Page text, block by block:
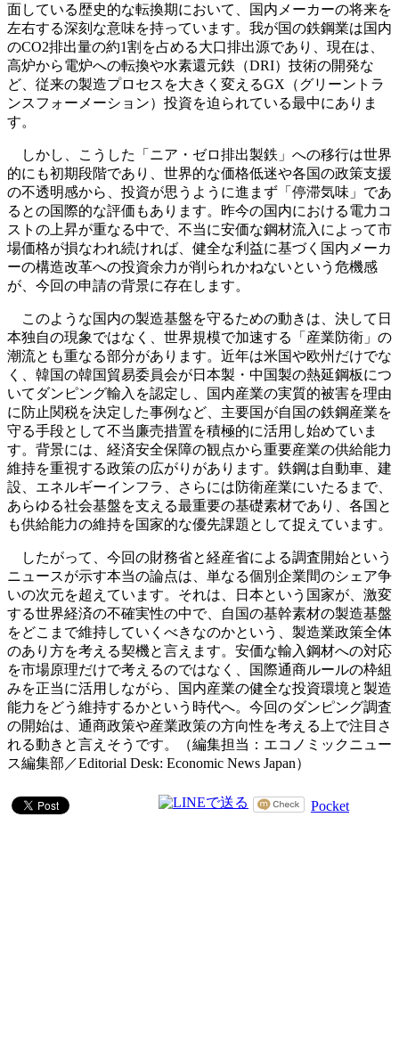
面している歴史的な転換期において、国内メーカーの将来を
左右する深刻な意味を持っています。我が国の鉄鋼業は国内
のCO2排出量の約1割を占める大口排出源であり、現在は、
高炉から電炉への転換や水素還元鉄（DRI）技術の開発な
ど、従来の製造プロセスを大きく変えるGX（グリーントラ
ンスフォーメーション）投資を迫られている最中にありま
す。
しかし、こうした「ニア・ゼロ排出製鉄」への移行は世界
的にも初期段階であり、世界的な価格低迷や各国の政策支援
の不透明感から、投資が思うように進まず「停滞気味」であ
るとの国際的な評価もあります。昨今の国内における電力コ
ストの上昇が重なる中で、不当に安価な鋼材流入によって市
場価格が損なわれ続ければ、健全な利益に基づく国内メーカ
ーの構造改革への投資余力が削られかねないという危機感
が、今回の申請の背景に存在します。
このような国内の製造基盤を守るための動きは、決して日
本独自の現象ではなく、世界規模で加速する「産業防衛」の
潮流とも重なる部分があります。近年は米国や欧州だけでな
く、韓国の韓国貿易委員会が日本製・中国製の熱延鋼板につ
いてダンピング輸入を認定し、国内産業の実質的被害を理由
に防止関税を決定した事例など、主要国が自国の鉄鋼産業を
守る手段として不当廉売措置を積極的に活用し始めていま
す。背景には、経済安全保障の観点から重要産業の供給能力
維持を重視する政策の広がりがあります。鉄鋼は自動車、建
設、エネルギーインフラ、さらには防衛産業にいたるまで、
あらゆる社会基盤を支える最重要の基礎素材であり、各国と
も供給能力の維持を国家的な優先課題として捉えています。
したがって、今回の財務省と経産省による調査開始という
ニュースが示す本当の論点は、単なる個別企業間のシェア争
いの次元を超えています。それは、日本という国家が、激変
する世界経済の不確実性の中で、自国の基幹素材の製造基盤
をどこまで維持していくべきなのかという、製造業政策全体
のあり方を考える契機と言えます。安価な輸入鋼材への対応
を市場原理だけで考えるのではなく、国際通商ルールの枠組
みを正当に活用しながら、国内産業の健全な投資環境と製造
能力をどう維持するかという時代へ。今回のダンピング調査
の開始は、通商政策や産業政策の方向性を考える上で注目さ
れる動きと言えそうです。（編集担当：エコノミックニュー
ス編集部／Editorial Desk: Economic News Japan）
Pocket